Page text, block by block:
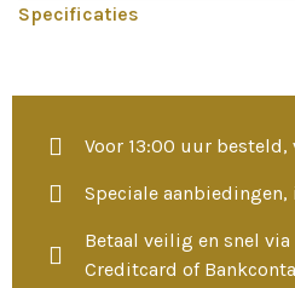
Specificaties
Voor 13:00 uur
Speciale
Betaal veilig en snel via
Creditcard of